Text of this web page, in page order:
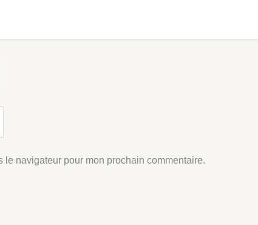
le navigateur pour mon prochain commentaire.